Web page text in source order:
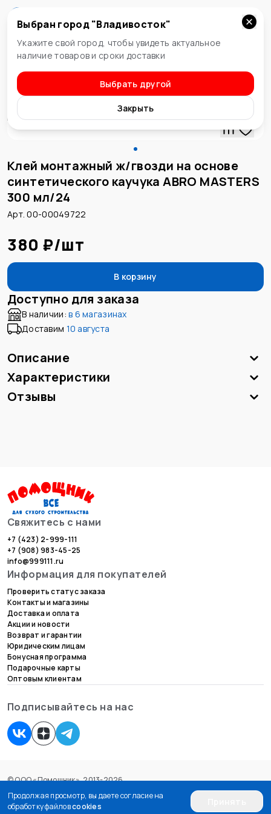
Продолжая просмотр, вы даете согласие на
обработку файловcookies
Владивосток
Выбран город "Владивосток"
Укажите свой город, чтобы увидеть актуальное
наличие товаров и сроки доставки
Выбрать другой
Закрыть
Жидкие гвозди
Клей монтажный ж/гвозди на основе
синтетического каучука ABRO MASTERS
300 мл/24
Арт. 00-00049722
380 ₽/шт
В корзину
Доступно для заказа
В наличии: в 6 магазинах
Доставим 10 августа
Описание
Характеристики
Отзывы
Свяжитесь с нами
+7 (423) 2-999-111
+7 (908) 983-45-25
info@999111.ru
Информация для покупателей
Проверить статус заказа
Контакты и магазины
Доставка и оплата
Акции и новости
Возврат и гарантии
Юридическим лицам
Бонусная программа
Подарочные карты
Оптовым клиентам
Подписывайтесь на нас
© ООО «Помощник», 2013-2026.
Согласие на обработку персональных данных
Пользовательское соглашение